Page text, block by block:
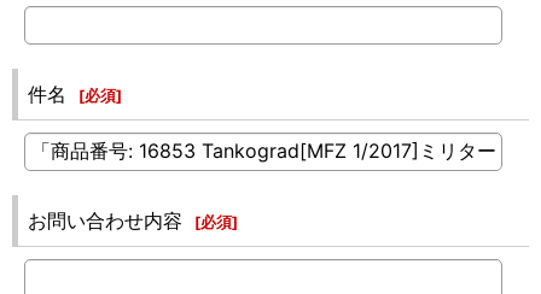
件名 [必須]
お問い合わせ内容 [必須]